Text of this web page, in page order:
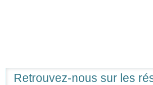
Retrouvez-nous sur les